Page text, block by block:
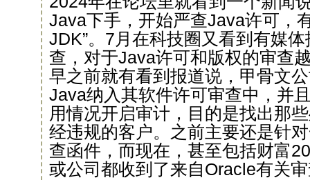
Java下手，开始严查Java许可，
JDK”。7月在科技圈又看到有媒
查，对于Java许可和版权的审查
早之前就有看到报道说，甲骨文
Java纳入其软件许可审查中，并
用情况开启审计，目的是找出那
经违规的客户。之前主要还是针
查函件，而现在，甚至包括财富
或公司都收到了来自Oracle有关